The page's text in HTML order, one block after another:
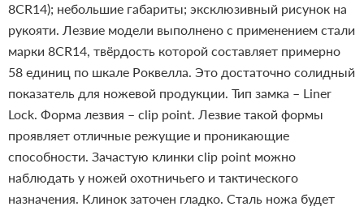
8CR14); небольшие габариты; эксклюзивный рисунок на
рукояти. Лезвие модели выполнено с применением стали
марки 8CR14, твёрдость которой составляет примерно
58 единиц по шкале Роквелла. Это достаточно солидный
показатель для ножевой продукции. Тип замка – Liner
Lock. Форма лезвия – clip point. Лезвие такой формы
проявляет отличные режущие и проникающие
способности. Зачастую клинки clip point можно
наблюдать у ножей охотничьего и тактического
назначения. Клинок заточен гладко. Сталь ножа будет